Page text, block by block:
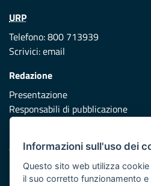
URP
Telefono: 800 713939
Scrivici:email
Redazione
Presentazione
Responsabili di pubblicazione
Vai al sito di Protezione Civile
Iniziativa finanziata con risorse
Informazioni sull'uso dei
Questo sito web utilizza
il suo corretto funzionamento